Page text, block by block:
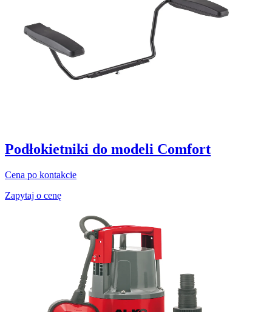
Podłokietniki do modeli Comfort
Cena po kontakcie
Zapytaj o cenę